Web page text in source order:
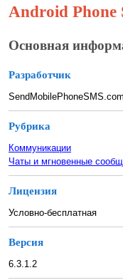
Android Phone
Основная
Разработчик
SendMobilePhoneSMS.com
Рубрика
Коммуникации
Чаты и мгновенные
Лицензия
Условно-бесплатная
Версия
6.3.1.2